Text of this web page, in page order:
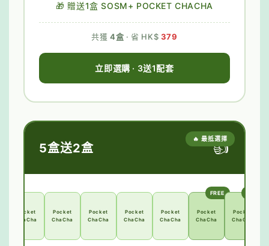
🎁 贈送1盒 SOSM+ POCKET CHACHA
共獲4盒 · 省 HK$ 379
立即選購 · 3送1配套
🔥 最抵選擇
5盒送2盒 👍
Pocket
ChaCha
Pocket
ChaCha
Pocket
ChaCha
Pocket
ChaCha
Pocket
ChaCha
FREE
Pocket
ChaCha
Pocket
ChaCha